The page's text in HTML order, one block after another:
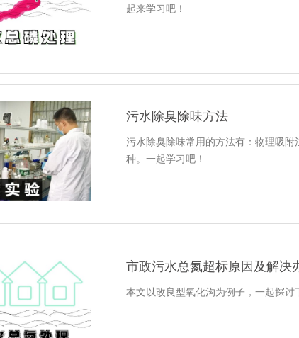
起来学习吧！
污水除臭除味方法
污水除臭除味常用的方法有：物理吸
种。一起学习吧！
市政污水总氮超标原因及解决
本文以改良型氧化沟为例子，一起探讨